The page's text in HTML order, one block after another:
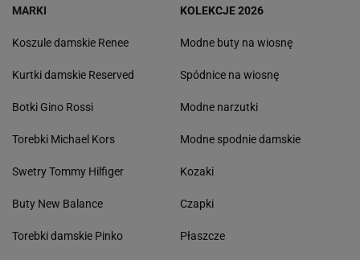
MARKI
Koszule damskie Renee
Kurtki damskie Reserved
Botki Gino Rossi
Torebki Michael Kors
Swetry Tommy Hilfiger
Buty New Balance
Torebki damskie Pinko
KOLEKCJE 2026
Modne buty na wiosnę
Spódnice na wiosnę
Modne narzutki
Modne spodnie damskie
Kozaki
Czapki
Płaszcze